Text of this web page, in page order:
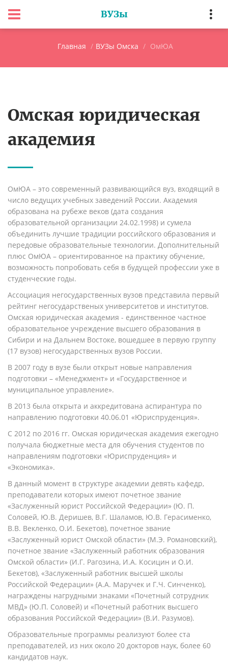
ВУЗы
Главная ВУЗы Омска ОмЮА
Омская юридическая
академия
ОмЮА – это современный развивающийся вуз, входящий в
число ведущих учебных заведений России. Академия
образована на рубеже веков (дата создания
образовательной организации 24.02.1998) и сумела
объединить лучшие традиции российского образования и
передовые образовательные технологии. Дополнительный
плюс ОмЮА – ориентированное на практику обучение,
возможность попробовать себя в будущей профессии уже в
студенческие годы.
Ассоциация негосударственных вузов представила первый
рейтинг негосударственых университетов и институтов.
Омская юридическая академия - единственное частное
образовательное учреждение высшего образования в
Сибири и на Дальнем Востоке, вошедшее в первую группу
(17 вузов) негосударственных вузов России.
В 2007 году в вузе были открыт новые направления
подготовки – «Менеджмент» и «Государственное и
муниципальное управление».
В 2013 была открыта и аккредитована аспирантура по
направлению подготовки 40.06.01 «Юриспруденция».
С 2012 по 2016 гг. Омская юридическая академия ежегодно
получала бюджетные места для обучения студентов по
направлениям подготовки «Юриспруденция» и
«Экономика».
В данный момент в структуре академии девять кафедр,
преподаватели которых имеют почетное звание
«Заслуженный юрист Российской Федерации» (Ю. П.
Соловей, Ю.В. Деришев, В.Г. Шаламов, Ю.В. Герасименко,
В.В. Векленко, О.И. Бекетов), почетное звание
«Заслуженный юрист Омской области» (М.Э. Романовский),
почетное звание «Заслуженный работник образования
Омской области» (И.Г. Рагозина, И.А. Косицин и О.И.
Бекетов), «Заслуженный работник высшей школы
Российской Федерации» (А.А. Маручек и Г.Ч. Синченко),
награждены нагрудными знаками «Почетный сотрудник
МВД» (Ю.П. Соловей) и «Почетный работник высшего
образования Российской Федерации» (В.И. Разумов).
Образовательные программы реализуют более ста
преподавателей, из них около 20 докторов наук, более 60
кандидатов наук.